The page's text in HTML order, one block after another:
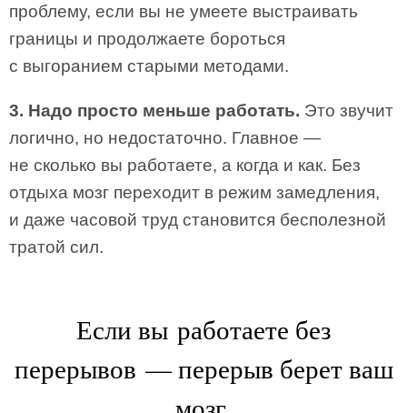
проблему, если вы не умеете выстраивать
границы и продолжаете бороться
с выгоранием старыми методами.
3. Надо просто меньше работать. Это звучит
логично, но недостаточно. Главное —
не сколько вы работаете, а когда и как. Без
отдыха мозг переходит в режим замедления,
и даже часовой труд становится бесполезной
тратой сил.
Если вы работаете без
перерывов — перерыв берет ваш